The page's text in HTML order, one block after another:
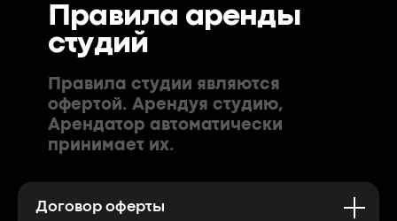
Правила аренды
студий
Правила студии являются
офертой. Арендуя студию,
Арендатор автоматически
принимает их.
Договор оферты